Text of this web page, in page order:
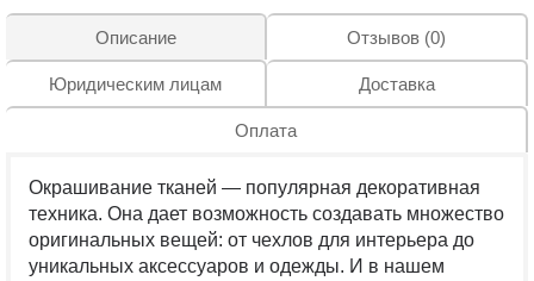
Описание Отзывов (0)
Юридическим лицам Доставка
Оплата
Окрашивание тканей — популярная декоративная
техника. Она дает возможность создавать множество
оригинальных вещей: от чехлов для интерьера до
уникальных аксессуаров и одежды. И в нашем